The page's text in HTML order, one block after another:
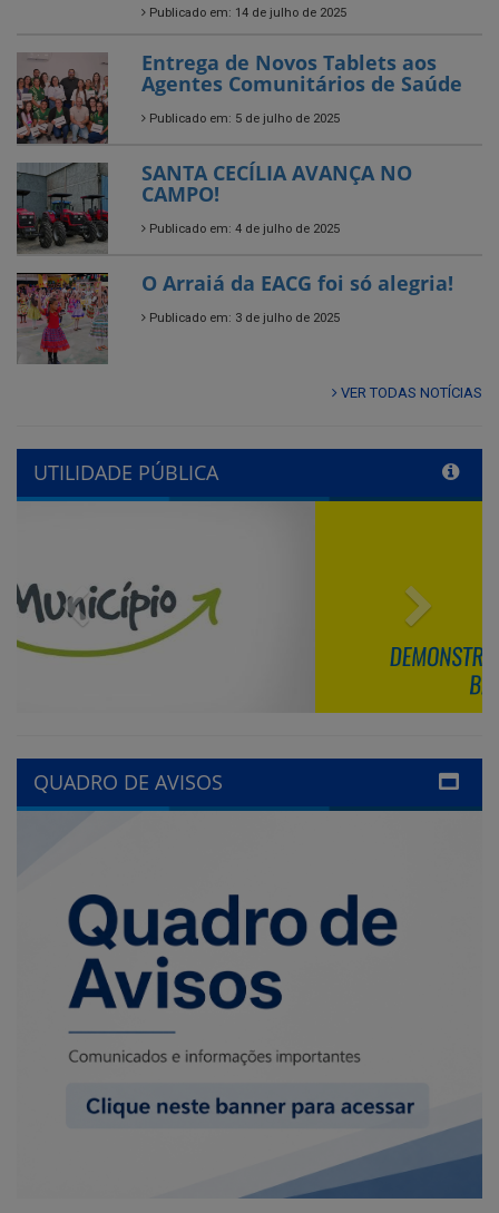
Publicado em: 5 de julho de 2025
SANTA CECÍLIA AVANÇA NO
CAMPO!
O Arraiá da EACG foi só alegria!
VER TODAS NOTÍCIAS
Previous Next